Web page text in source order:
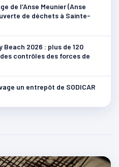
de l’Anse Meunier (Anse
de déchets à Sainte-
Beach 2026 : plus de 120
contrôles des forces de
un entrepôt de SODICAR